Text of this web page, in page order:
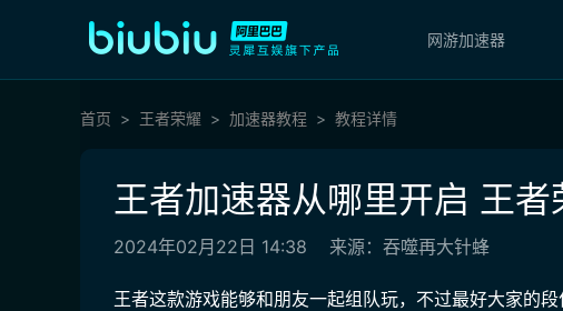
网游加速器
首页 王者荣耀 加速器教程 教程详情
王者加速器从哪里开启 王
2024年02月22日 14:38 来源：吞噬再大针蜂
王者这款游戏能够和朋友一起组队玩，不过最好大家的